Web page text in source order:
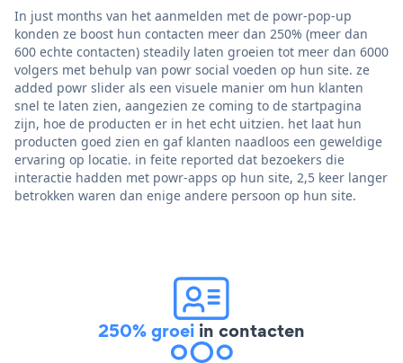
In just months van het aanmelden met de powr-pop-up
konden ze boost hun contacten meer dan 250% (meer dan
600 echte contacten) steadily laten groeien tot meer dan 6000
volgers met behulp van powr social voeden op hun site. ze
added powr slider als een visuele manier om hun klanten
snel te laten zien, aangezien ze coming to de startpagina
zijn, hoe de producten er in het echt uitzien. het laat hun
producten goed zien en gaf klanten naadloos een geweldige
ervaring op locatie. in feite reported dat bezoekers die
interactie hadden met powr-apps op hun site, 2,5 keer langer
betrokken waren dan enige andere persoon op hun site.
250% groei in contacten